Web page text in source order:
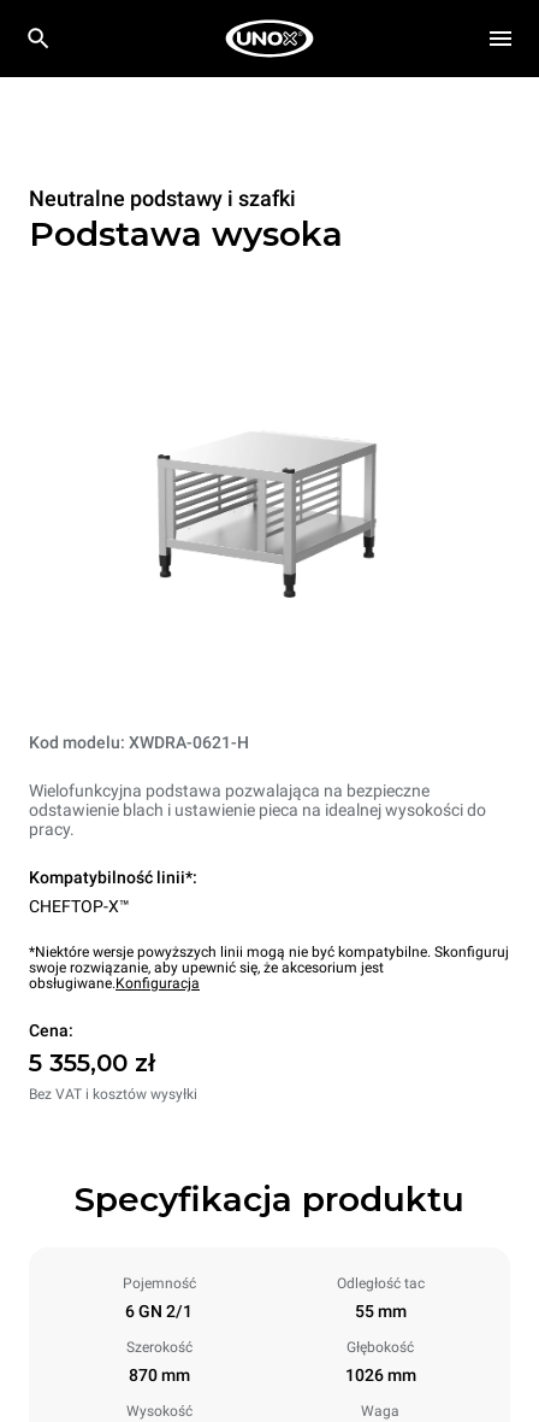
Neutralne podstawy i szafki
Podstawa wysoka
Kod modelu: XWDRA-0621-H
Wielofunkcyjna podstawa pozwalająca na bezpieczne
odstawienie blach i ustawienie pieca na idealnej wysokości do
pracy.
Kompatybilność linii*:
CHEFTOP-X™
*Niektóre wersje powyższych linii mogą nie być kompatybilne. Skonfiguruj
swoje rozwiązanie, aby upewnić się, że akcesorium jest
obsługiwane.Konfiguracja
Cena:
5 355,00 zł
Bez VAT i kosztów wysyłki
Specyfikacja produktu
Pojemność
6 GN 2/1
Odległość tac
55 mm
Szerokość
870 mm
Głębokość
1026 mm
Wysokość Waga